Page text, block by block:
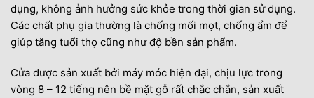
dụng, không ảnh hưởng sức khỏe trong thời gian sử dụng.
Các chất phụ gia thường là chống mối mọt, chống ẩm để
giúp tăng tuổi thọ cũng như độ bền sản phẩm.
Cửa được sản xuất bởi máy móc hiện đại, chịu lực trong
vòng 8 – 12 tiếng nên bề mặt gỗ rất chắc chắn, sản xuất